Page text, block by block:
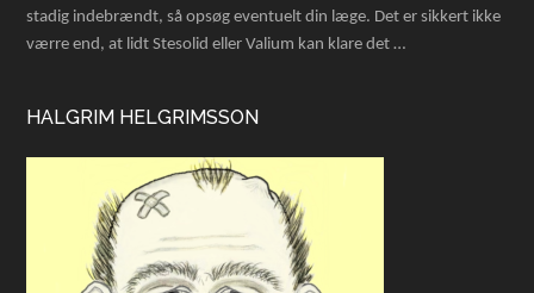
stadig indebrændt, så opsøg eventuelt din læge. Det er sikkert ikke
værre end, at lidt Stesolid eller Valium kan klare det …
HALGRIM HELGRIMSSON